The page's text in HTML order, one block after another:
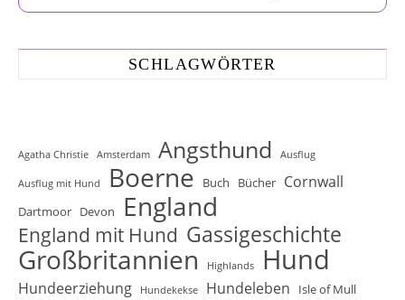
SCHLAGWÖRTER
Agatha Christie Amsterdam Angsthund Ausflug
Ausflug mit Hund Boerne Buch Bücher Cornwall
Dartmoor Devon England
England mit Hund Gassigeschichte
Großbritannien Highlands Hund
Hundeerziehung Hundekekse Hundeleben Isle of Mull